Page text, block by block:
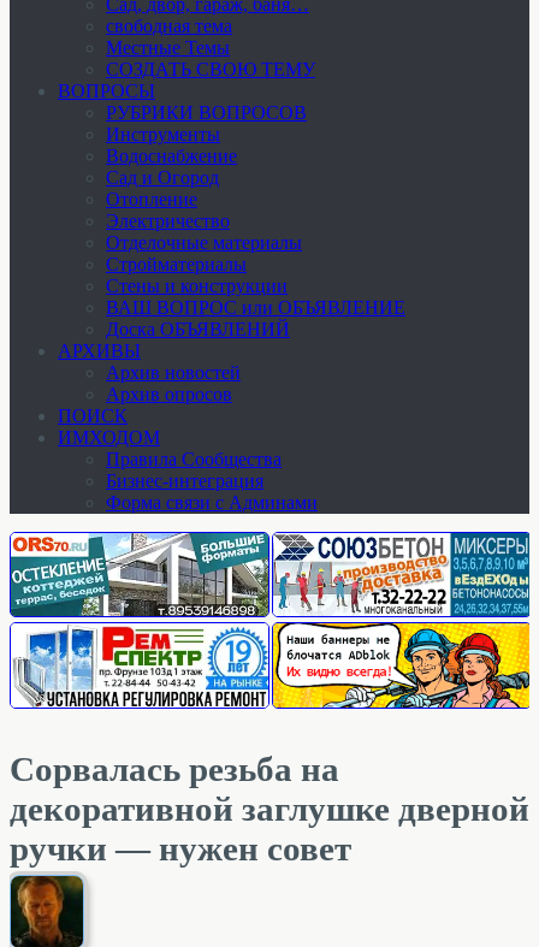
свободная тема
Местные Темы
СОЗДАТЬ СВОЮ ТЕМУ
ВОПРОСЫ
РУБРИКИ ВОПРОСОВ
Инструменты
Водоснабжение
Сад и Огород
Отопление
Электричество
Отделочные материалы
Стройматериалы
Стены и конструкции
ВАШ ВОПРОС или ОБЪЯВЛЕНИЕ
Доска ОБЪЯВЛЕНИЙ
АРХИВЫ
Архив новостей
Архив опросов
ПОИСК
ИМХОДОМ
Правила Сообщества
Бизнес-интеграция
Форма связи с Админами
Сорвалась резьба на
декоративной заглушке дверной
ручки — нужен совет